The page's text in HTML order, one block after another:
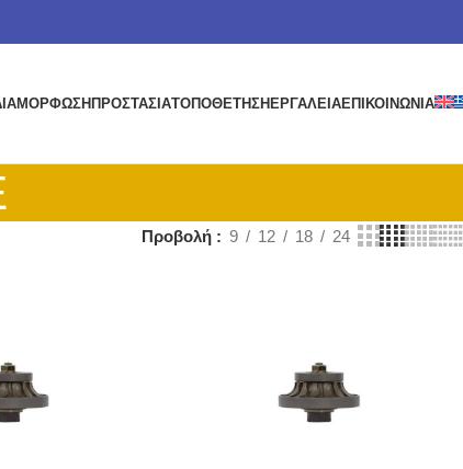
ΠΡΟΣΤΑΣΙΑΤΟΠΟΘΕΤΗΣΗ ΕΡΓΑΛΕΙΑΕΠΙΚΟΙΝΩΝΙΑ
Προβολή 9 12 18 24